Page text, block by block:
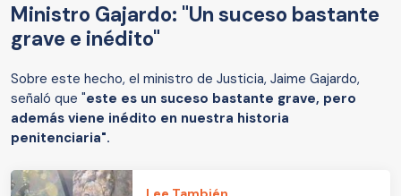
Ministro Gajardo: "Un suceso bastante
grave e inédito"
Sobre este hecho, el ministro de Justicia, Jaime Gajardo,
señaló que "este es un suceso bastante grave, pero
además viene inédito en nuestra historia
penitenciaria".